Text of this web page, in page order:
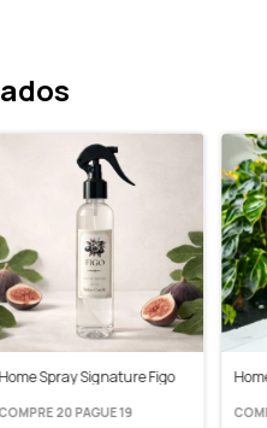
Home Spray Signature Figo
COMPRE 20 PAGUE 19